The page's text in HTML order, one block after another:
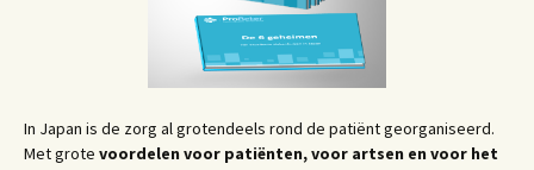
In Japan is de zorg al grotendeels rond de patiënt georganiseerd.
Met grote voordelen voor patiënten, voor artsen en voor het